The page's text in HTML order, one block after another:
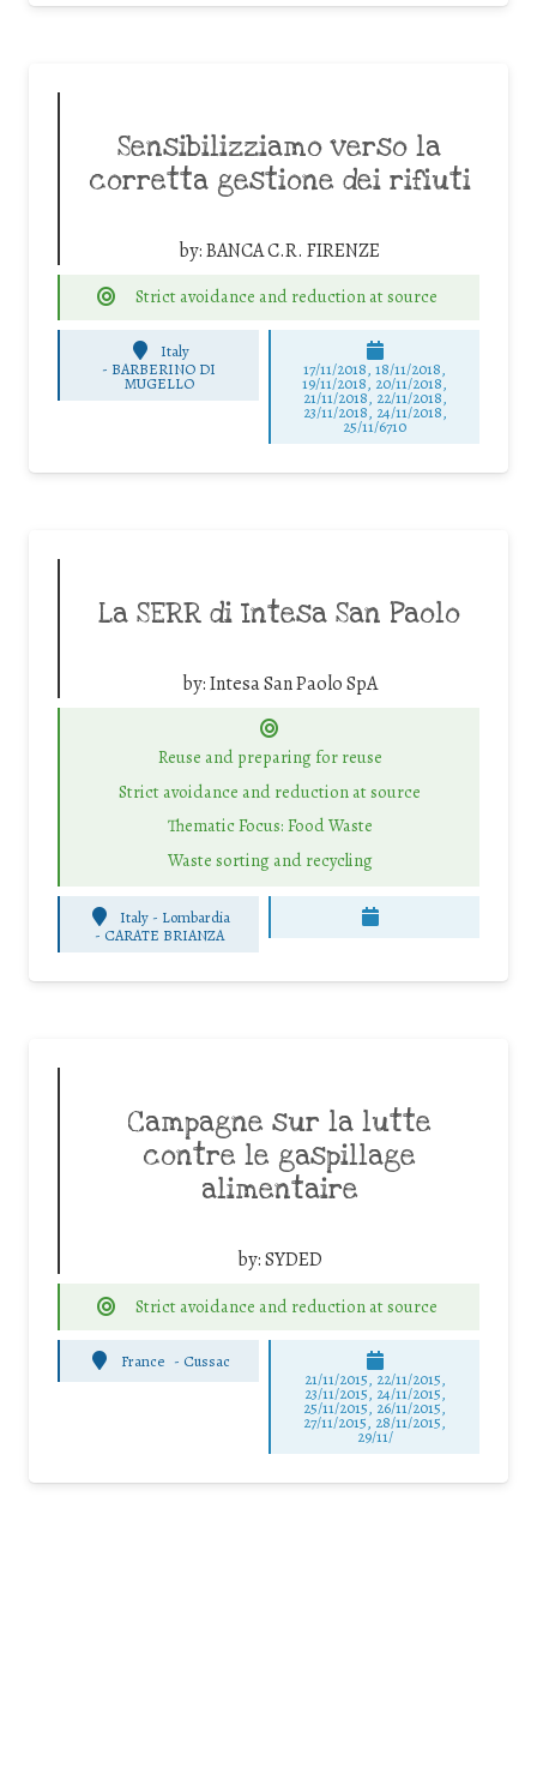
Sensibilizziamo verso la
corretta gestione dei rifiuti
by:BANCA C.R. FIRENZE
Strict avoidance and reduction at source
Italy
- BARBERINO DI
MUGELLO
17/11/2018, 18/11/2018,
19/11/2018, 20/11/2018,
21/11/2018, 22/11/2018,
23/11/2018, 24/11/2018,
25/11/6710
La SERR di Intesa San Paolo
by:Intesa San Paolo SpA
Reuse and preparing for reuse
Strict avoidance and reduction at source
Thematic Focus: Food Waste
Waste sorting and recycling
Italy - Lombardia
- CARATE BRIANZA
Campagne sur la lutte
contre le gaspillage
alimentaire
by:SYDED
Strict avoidance and reduction at source
France - Cussac
21/11/2015, 22/11/2015,
23/11/2015, 24/11/2015,
25/11/2015, 26/11/2015,
27/11/2015, 28/11/2015,
29/11/